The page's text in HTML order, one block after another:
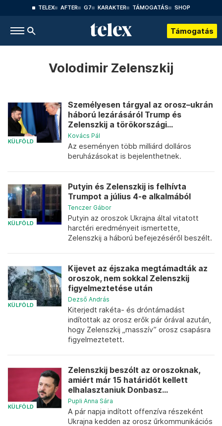
TELEX AFTER G7 KARAKTER TÁMOGATÁS SHOP
Támogatás
Volodimir Zelenszkij
KÜLFÖLD
Személyesen tárgyal az orosz–ukrán
háború lezárásáról Trump és
Zelenszkij a törökországi...
Kovács Pál
Az eseményen több milliárd dolláros
beruházásokat is bejelenthetnek.
KÜLFÖLD
Putyin és Zelenszkij is felhívta
Trumpot a július 4-e alkalmából
Tenczer Gábor
Putyin az oroszok Ukrajna által vitatott
harctéri eredményeit ismertette,
Zelenszkij a háború befejezéséről beszélt.
KÜLFÖLD
Kijevet az éjszaka megtámadták az
oroszok, nem sokkal Zelenszkij
figyelmeztetése után
Dezső András
Kiterjedt rakéta- és dróntámadást
indítottak az orosz erők pár órával azután,
hogy Zelenszkij „masszív” orosz csapásra
figyelmeztetett.
KÜLFÖLD
Zelenszkij beszólt az oroszoknak,
amiért már 15 határidőt kellett
elhalasztaniuk Donbasz...
Pupli Anna Sára
A pár napja indított offenzíva részeként
Ukrajna kedden az orosz űrkommunikációs